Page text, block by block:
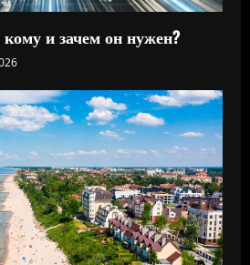
кому и зачем он нужен?